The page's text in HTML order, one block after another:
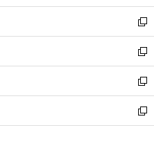
開
く
ウ
で
開
く
ン
ド
ウ
で
開
く
ウ
ィ
ン
ド
ウ
で
開
く
し
い
ウ
ィ
ン
ド
ウ
で
開
新
し
い
ウ
ィ
ン
ド
ウ
新
し
い
ウ
ィ
ン
新
し
い
ウ
新
し